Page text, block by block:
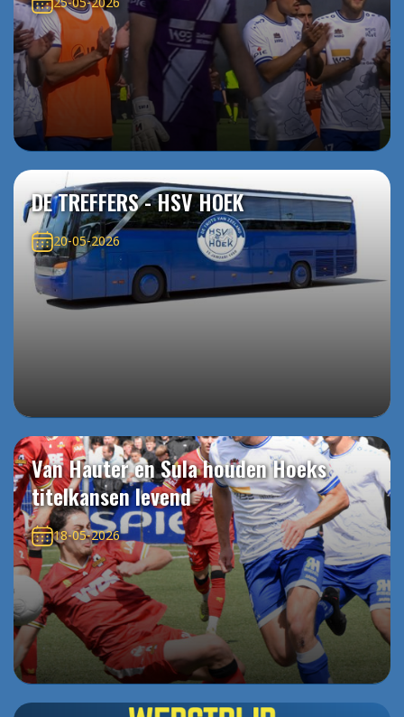
DE TREFFERS - HSV HOEK
20-05-2026
Van Hauter en Sula houden Hoeks
titelkansen levend
18-05-2026